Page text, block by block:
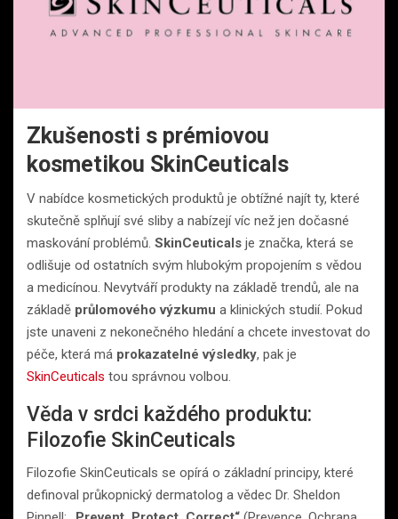
Zkušenosti s prémiovou
kosmetikou SkinCeuticals
V nabídce kosmetických produktů je obtížné najít ty, které
skutečně splňují své sliby a nabízejí víc než jen dočasné
maskování problémů. SkinCeuticals je značka, která se
odlišuje od ostatních svým hlubokým propojením s vědou
a medicínou. Nevytváří produkty na základě trendů, ale na
základě průlomového výzkumu a klinických studií. Pokud
jste unaveni z nekonečného hledání a chcete investovat do
péče, která má prokazatelné výsledky, pak je
SkinCeuticals tou správnou volbou.
Věda v srdci každého produktu:
Filozofie SkinCeuticals
Filozofie SkinCeuticals se opírá o základní principy, které
definoval průkopnický dermatolog a vědec Dr. Sheldon